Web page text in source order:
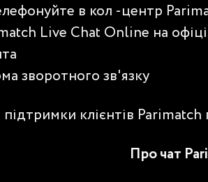
в кол -центр
Live Chat Online на
зворотного зв'язку
клієнтів
Про чат